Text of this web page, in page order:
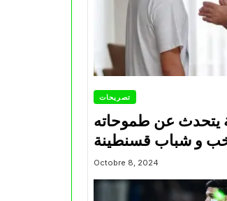
تصريحات
يتحدث عن طموحاته
و شباب قسنطينة
Octobre 8, 2024